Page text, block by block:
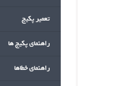
تعمیر پکیج
راهنمای پکیج ها
راهنمای خطاها